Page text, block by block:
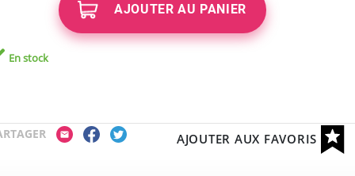
AJOUTER AU PANIER
En stock
AJOUTER AUX FAVORIS